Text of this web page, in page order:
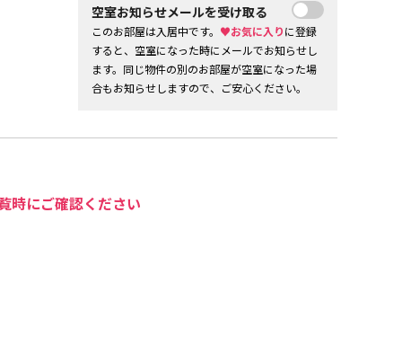
空室お知らせメールを受け取る
このお部屋は入居中です。 ♥お気に入りに登録
すると、空室になった時にメールでお知らせし
ます。同じ物件の別のお部屋が空室になった場
合もお知らせしますので、ご安心ください。
時にご確認ください